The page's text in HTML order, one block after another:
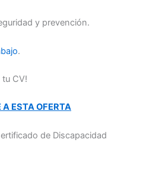
y prevención.
.
CV!
A ESTA OFERTA
de Discapacidad